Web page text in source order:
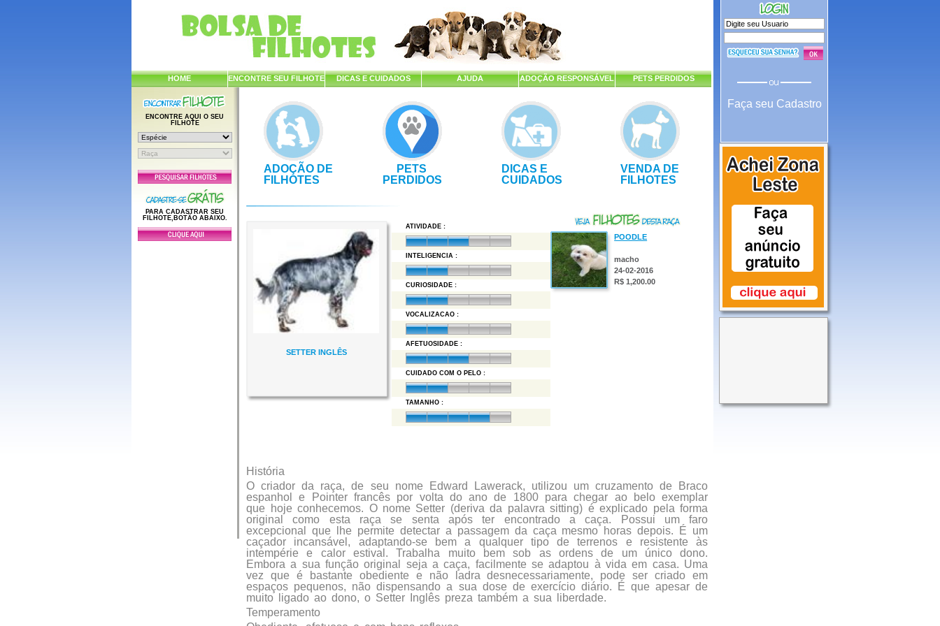
HOME ENCONTRE SEU FILHOTE DICAS E CUIDADOS AJUDA ADOÇÃO RESPONSÁVEL PETS PERDIDOS
ENCONTRE AQUI O SEU
FILHOTE
PARA CADASTRAR SEU
FILHOTE,BOTÃO ABAIXO.
ADOÇÃO DE
FILHOTES
PETS
PERDIDOS
DICAS E
CUIDADOS
VENDA DE
FILHOTES
SETTER INGLÊS
ATIVIDADE :
INTELIGENCIA :
CURIOSIDADE :
VOCALIZACAO :
AFETUOSIDADE :
CUIDADO COM O PELO :
TAMANHO :
História
O criador da raça, de seu nome Edward Lawerack, utilizou um cruzamento de Braco
espanhol e Pointer francês por volta do ano de 1800 para chegar ao belo exemplar
que hoje conhecemos. O nome Setter (deriva da palavra sitting) é explicado pela forma
original como esta raça se senta após ter encontrado a caça. Possui um faro
excepcional que lhe permite detectar a passagem da caça mesmo horas depois. É um
caçador incansável, adaptando-se bem a qualquer tipo de terrenos e resistente às
intempérie e calor estival. Trabalha muito bem sob as ordens de um único dono.
Embora a sua função original seja a caça, facilmente se adaptou à vida em casa. Uma
vez que é bastante obediente e não ladra desnecessariamente, pode ser criado em
espaços pequenos, não dispensando a sua dose de exercício diário. É que apesar de
muito ligado ao dono, o Setter Inglês preza também a sua liberdade.
Temperamento
POODLE
macho
24-02-2016
R$ 1,200.00
Faça seu Cadastro